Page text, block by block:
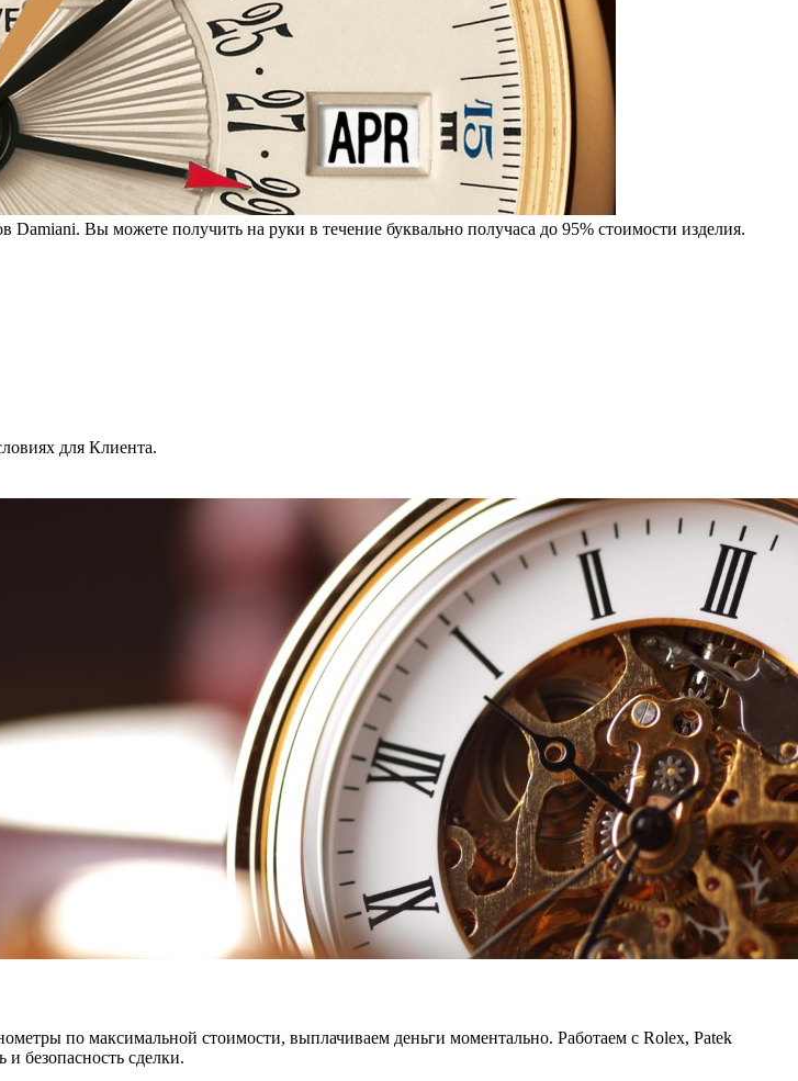
Вы можете получить на руки в течение буквально получаса до 95% стоимости изделия.
для Клиента.
по максимальной стоимости, выплачиваем деньги моментально. Работаем с Rolex, Patek
безопасность сделки.